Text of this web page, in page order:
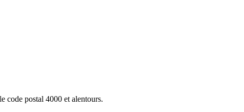
code postal 4000 et alentours.